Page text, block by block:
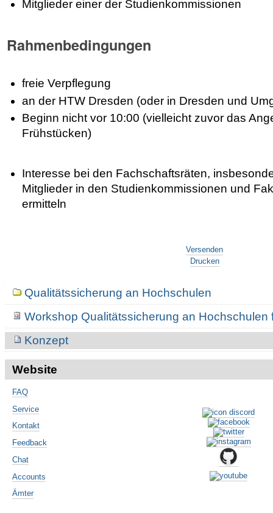
Mitglieder einer der Studienkommissionen
Rahmenbedingungen
freie Verpflegung
an der HTW Dresden (oder in Dresden und
Beginn nicht vor 10:00 (vielleicht zuvor das
Frühstücken)
Interesse bei den Fachschaftsräten,
Mitglieder in den Studienkommissionen und
ermitteln
Versenden
Drucken
NavigationQualitätssicherung an Hochschulen
Workshop Qualitätssicherung an Hochschulen
Konzept
Website
FAQ
Service
Kontakt
Feedback
Chat
Accounts
Ämter